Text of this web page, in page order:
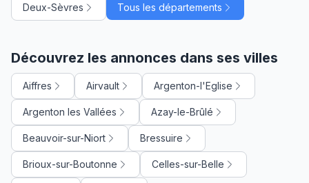
Deux-Sèvres Tous les départements
Découvrez les annonces dans ses villes
Aiffres Airvault Argenton-l'Eglise
Argenton les Vallées Azay-le-Brûlé
Beauvoir-sur-Niort Bressuire
Brioux-sur-Boutonne Celles-sur-Belle